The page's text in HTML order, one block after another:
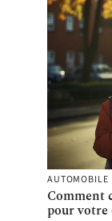
AUTOMOBILE
Comment
pour votre